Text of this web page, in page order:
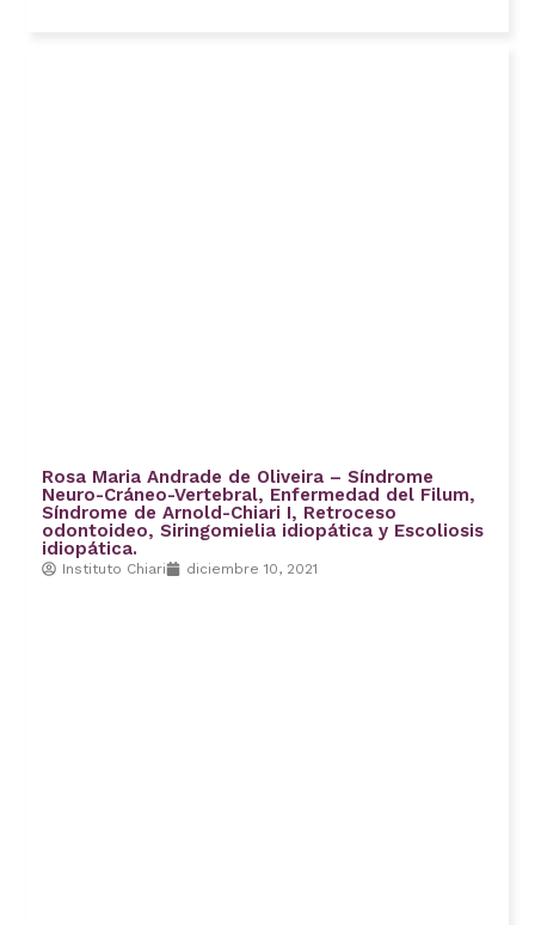
Rosa Maria Andrade de Oliveira – Síndrome
Neuro-Cráneo-Vertebral, Enfermedad del Filum,
Síndrome de Arnold-Chiari I, Retroceso
odontoideo, Siringomielia idiopática y Escoliosis
idiopática.
Instituto Chiari diciembre 10, 2021